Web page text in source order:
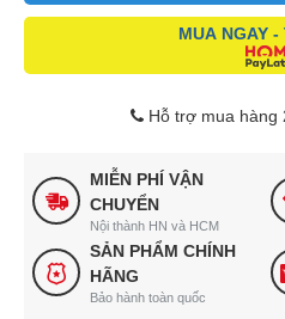
MUA NGAY -
Hỗ trợ mua hàng
MIỄN PHÍ VẬN
CHUYỂN
Nội thành HN và HCM
SẢN PHẨM CHÍNH
HÃNG
Bảo hành toàn quốc